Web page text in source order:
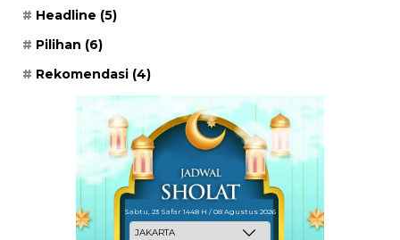
Headline (5)
Pilihan (6)
Rekomendasi (4)
Sabtu, 23 Safar 1448 H / 08 Agustus 2026